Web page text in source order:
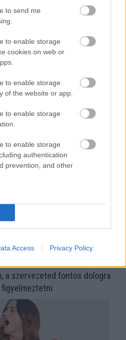
to send me
to enable storage
cookies on web or
to enable storage
of the website or app.
to enable storage
to enable storage
authentication
prevention, and other
Access Privacy Policy
ez a hiányállapot – az
észrevehetetlenek
a szervezeted fontos dologra
figyelmeztetni